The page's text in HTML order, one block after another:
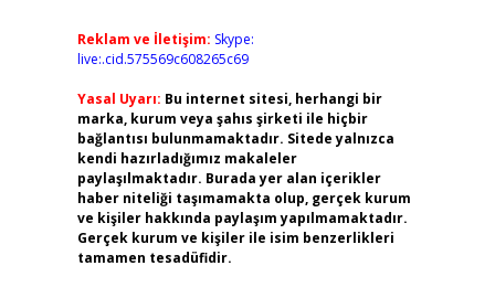
Reklam ve İletişim: Skype:
live:.cid.575569c608265c69
Yasal Uyarı: Bu internet sitesi, herhangi bir
marka, kurum veya şahıs şirketi ile hiçbir
bağlantısı bulunmamaktadır. Sitede yalnızca
kendi hazırladığımız makaleler
paylaşılmaktadır. Burada yer alan içerikler
haber niteliği taşımamakta olup, gerçek kurum
ve kişiler hakkında paylaşım yapılmamaktadır.
Gerçek kurum ve kişiler ile isim benzerlikleri
tamamen tesadüfidir.